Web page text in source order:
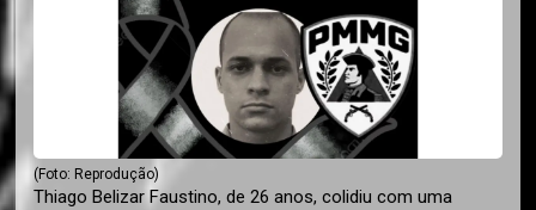
(Foto: Reprodução)
Thiago Belizar Faustino, de 26 anos, colidiu com uma